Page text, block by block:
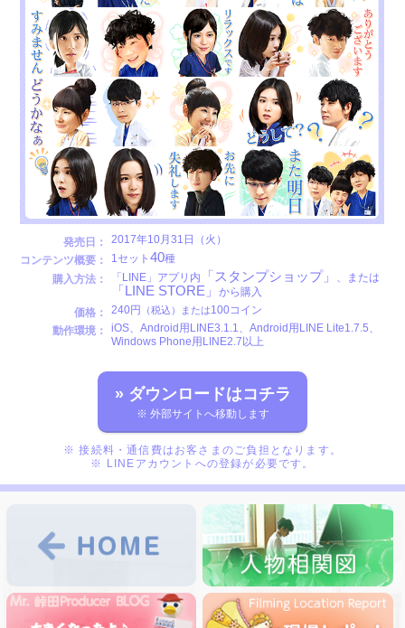
発売日：
2017年10月31日（火）
コンテンツ概要：
1セット40種
購入方法：
「LINE」アプリ内 「スタンプショップ」 、または
「LINE STORE」から購入
価格：
240円 （税込）または100コイン
動作環境：
iOS、Android用LINE3.1.1、Android用LINE Lite1.7.5、
Windows Phone用LINE2.7以上
» ダウンロードはコチラ
※ 外部サイトへ移動します
※ 接続料・通信費はお客さまのご負担となります。
※ LINEアカウントへの登録が必要です。